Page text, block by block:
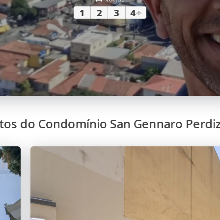
1 2 3 4+
do Condomínio San Gennaro